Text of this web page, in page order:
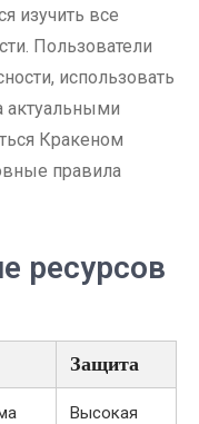
изучить все
Пользователи
использовать
актуальными
Кракеном
правила
ресурсов
Защита
Высокая